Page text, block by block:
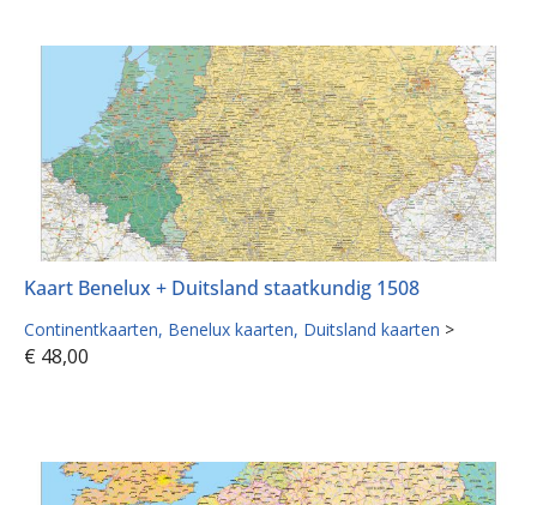
Kaart Benelux + Duitsland staatkundig 1508
Continentkaarten Benelux kaarten Duitsland kaarten >
€ 48,00